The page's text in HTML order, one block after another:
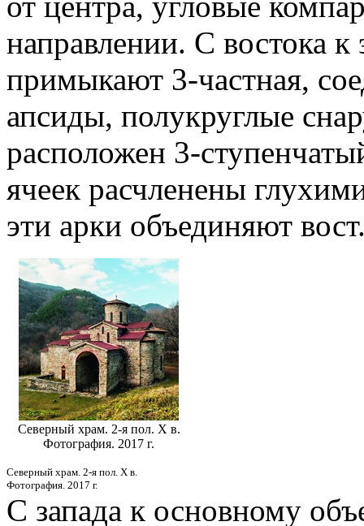
направлении. С востока к
примыкают 3-частная,
апсиды, полукруглые
расположен 3-
ячеек расчленены
эти арки объединяют
Северный храм. 2-я пол. X в.
Фотография. 2017 г.
Северный храм. 2-я пол. X в.
Фотография. 2017 г.
С запада к основному